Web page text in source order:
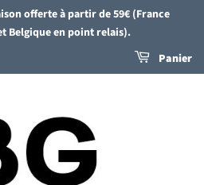
offerte à partir de 59€ (France
Belgique en point relais).
Panier